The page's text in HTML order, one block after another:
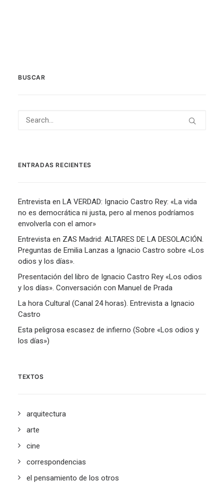
BUSCAR
ENTRADAS RECIENTES
Entrevista en LA VERDAD: Ignacio Castro Rey: «La vida
no es democrática ni justa, pero al menos podríamos
envolverla con el amor»
Entrevista en ZAS Madrid: ALTARES DE LA DESOLACIÓN.
Preguntas de Emilia Lanzas a Ignacio Castro sobre «Los
odios y los días».
Presentación del libro de Ignacio Castro Rey «Los odios
y los días». Conversación con Manuel de Prada
La hora Cultural (Canal 24 horas). Entrevista a Ignacio
Castro
Esta peligrosa escasez de infierno (Sobre «Los odios y
los días»)
TEXTOS
arquitectura
arte
cine
correspondencias
el pensamiento de los otros